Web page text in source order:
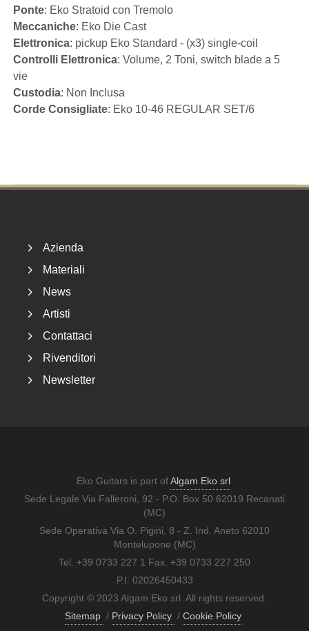
Ponte: Eko Stratoid con Tremolo
Meccaniche: Eko Die Cast
Elettronica: pickup Eko Standard - (x3) single-coil
Controlli Elettronica: Volume, 2 Toni, switch blade a 5
vie
Custodia: Non Inclusa
Corde Consigliate: Eko 10-46 REGULAR SET/6
Azienda
Materiali
News
Artisti
Contattaci
Rivenditori
Newsletter
Eko Guitars is part ofAlgam Eko srl
Sede Legale Via Falleroni, 92 - P.O. Box 50 62019 Recanati
(MC)
Sede Operativa Via O. Pigini, 8 - Z. Ind. Aneto 62010
Montelupone (MC)
Tel. +39 0733 227 1 Fax. +39 0733 227 250
P.I. 02026450433
Copyright © 2023 Algam Eko srl. All rights reserved.
Sitemap / Privacy Policy / Cookie Policy